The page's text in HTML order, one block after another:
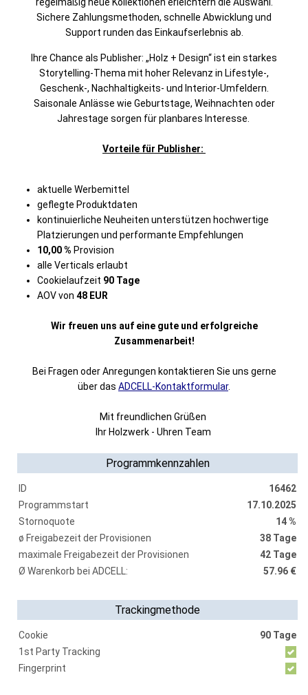
Sichere Zahlungsmethoden, schnelle Abwicklung und
Support runden das Einkaufserlebnis ab.
Ihre Chance als Publisher: „Holz + Design“ ist ein starkes
Storytelling-Thema mit hoher Relevanz in Lifestyle-,
Geschenk-, Nachhaltigkeits- und Interior-Umfeldern.
Saisonale Anlässe wie Geburtstage, Weihnachten oder
Jahrestage sorgen für planbares Interesse.
Vorteile für Publisher:
aktuelle Werbemittel
geflegte Produktdaten
kontinuierliche Neuheiten unterstützen hochwertige
Platzierungen und performante Empfehlungen
10,00% Provision
alle Verticals erlaubt
Cookielaufzeit 90 Tage
AOV von 48 EUR
Wir freuen uns auf eine gute und erfolgreiche
Zusammenarbeit!
Bei Fragen oder Anregungen kontaktieren Sie uns gerne
über das ADCELL-Kontaktformular.
Mit freundlichen Grüßen
Ihr Holzwerk - Uhren Team
Programmkennzahlen
ID
16462
Programmstart
17.10.2025
Stornoquote
14 %
ø Freigabezeit der Provisionen
38 Tage
maximale Freigabezeit der Provisionen
42 Tage
Ø Warenkorb bei ADCELL:
57.96 €
Trackingmethode
Cookie
90 Tage
1st Party Tracking
Fingerprint